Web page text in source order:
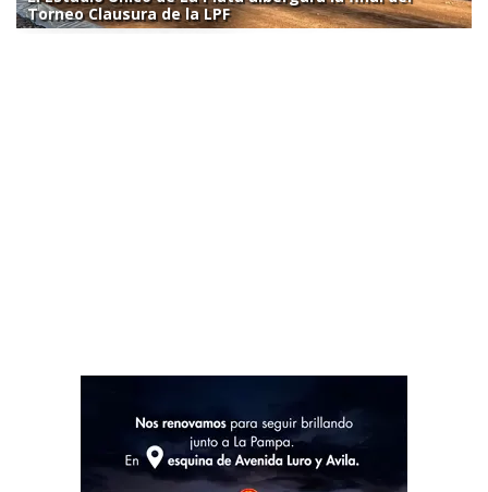
Torneo Clausura de la LPF